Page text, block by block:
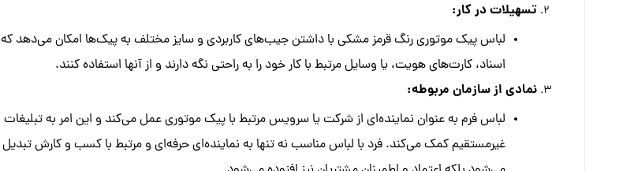
تسهیلات در کار:
لباس پیک موتوری رنگ قرمز مشکی با داشتن جیب‌های کاربردی و سایز مختلف به پیک‌ها امکان می‌دهد که
اسناد، کارت‌های هویت، یا وسایل مرتبط با کار خود را به راحتی نگه دارند و از آنها استفاده کنند.
نمادی از سازمان مربوطه:
لباس فرم به عنوان نماینده‌ای از شرکت یا سرویس مرتبط با پیک موتوری عمل می‌کند و این امر به تبلیغات
غیرمستقیم کمک می‌کند. فرد با لباس مناسب نه تنها به نماینده‌ای حرفه‌ای و مرتبط با کسب و کارش تبدیل